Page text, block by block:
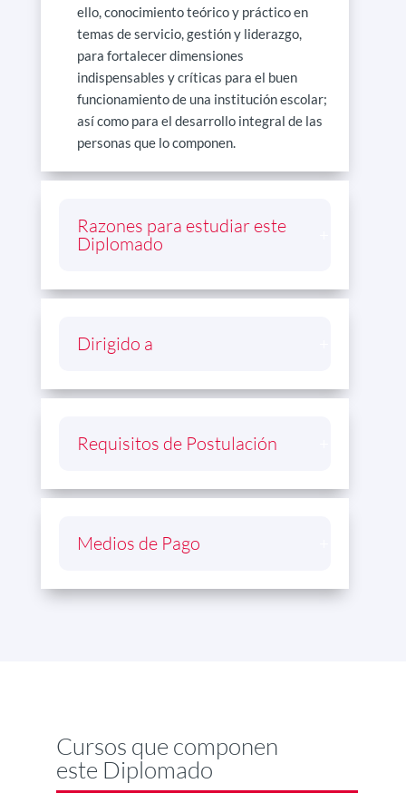
ello, conocimiento teórico y práctico en
temas de servicio, gestión y liderazgo,
para fortalecer dimensiones
indispensables y críticas para el buen
funcionamiento de una institución escolar;
así como para el desarrollo integral de las
personas que lo componen.
Razones para estudiar este
Diplomado
Dirigido a
Requisitos de Postulación
Medios de Pago
Cursos que componen
este Diplomado